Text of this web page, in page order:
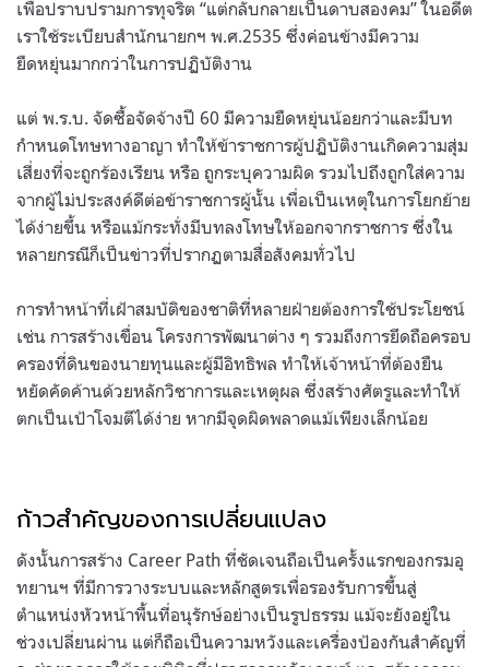
เพื่อปราบปรามการทุจริต “แต่กลับกลายเป็นดาบสองคม” ในอดีต
เราใช้ระเบียบสำนักนายกฯ พ.ศ.2535 ซึ่งค่อนข้างมีความ
ยืดหยุ่นมากกว่าในการปฏิบัติงาน
แต่ พ.ร.บ. จัดซื้อจัดจ้างปี 60 มีความยืดหยุ่นน้อยกว่าและมีบท
กำหนดโทษทางอาญา ทำให้ข้าราชการผู้ปฏิบัติงานเกิดความสุ่ม
เสี่ยงที่จะถูกร้องเรียน หรือ ถูกระบุความผิด รวมไปถึงถูกใส่ความ
จากผู้ไม่ประสงค์ดีต่อข้าราชการผู้นั้น เพื่อเป็นเหตุในการโยกย้าย
ได้ง่ายขึ้น หรือแม้กระทั่งมีบทลงโทษให้ออกจากราชการ ซึ่งใน
หลายกรณีก็เป็นข่าวที่ปรากฏตามสื่อสังคมทั่วไป
การทำหน้าที่เฝ้าสมบัติของชาติที่หลายฝ่ายต้องการใช้ประโยชน์
เช่น การสร้างเขื่อน โครงการพัฒนาต่าง ๆ รวมถึงการยึดถือครอบ
ครองที่ดินของนายทุนและผู้มีอิทธิพล ทำให้เจ้าหน้าที่ต้องยืน
หยัดคัดค้านด้วยหลักวิชาการและเหตุผล ซึ่งสร้างศัตรูและทำให้
ตกเป็นเป้าโจมตีได้ง่าย หากมีจุดผิดพลาดแม้เพียงเล็กน้อย
ก้าวสำคัญของการเปลี่ยนแปลง
ดังนั้นการสร้าง Career Path ที่ชัดเจนถือเป็นครั้งแรกของกรมอุ
ทยานฯ ที่มีการวางระบบและหลักสูตรเพื่อรองรับการขึ้นสู่
ตำแหน่งหัวหน้าพื้นที่อนุรักษ์อย่างเป็นรูปธรรม แม้จะยังอยู่ใน
ช่วงเปลี่ยนผ่าน แต่ก็ถือเป็นความหวังและเครื่องป้องกันสำคัญที่